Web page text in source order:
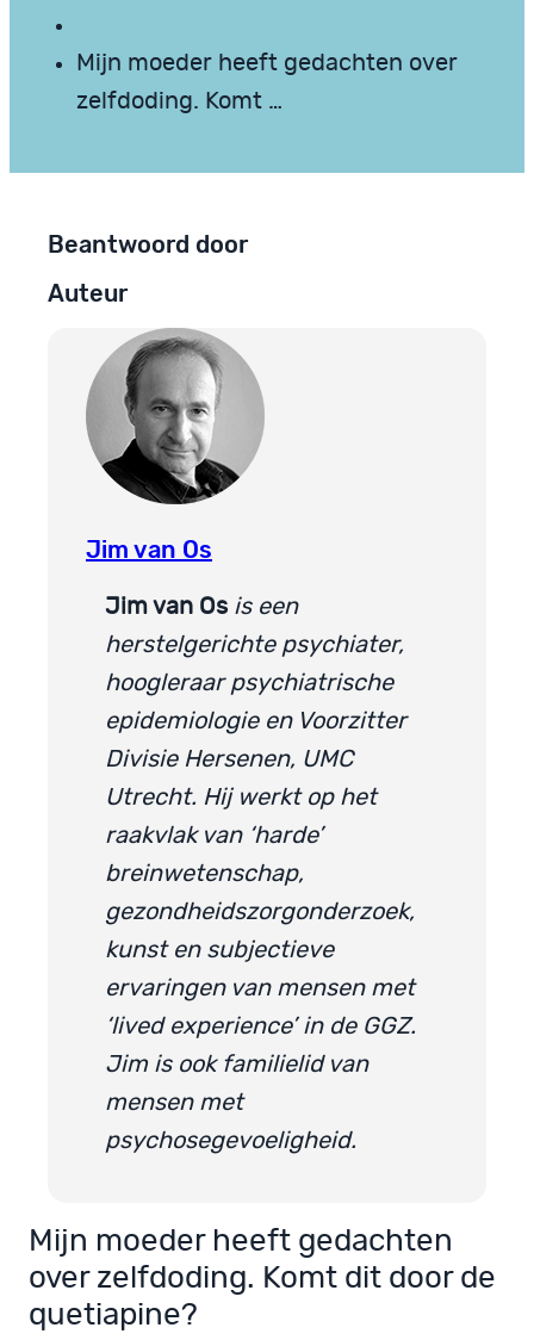
Mijn moeder heeft gedachten over
zelfdoding. Komt …
Beantwoord door
Auteur
Jim van Os
Jim van Os is een
herstelgerichte psychiater,
hoogleraar psychiatrische
epidemiologie en Voorzitter
Divisie Hersenen, UMC
Utrecht. Hij werkt op het
raakvlak van ‘harde’
breinwetenschap,
gezondheidszorgonderzoek,
kunst en subjectieve
ervaringen van mensen met
‘lived experience’ in de GGZ.
Jim is ook familielid van
mensen met
psychosegevoeligheid.
Mijn moeder heeft gedachten
over zelfdoding. Komt dit door de
quetiapine?